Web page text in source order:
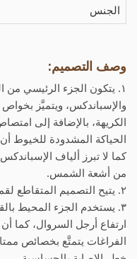
الجنس
وصف التصميم:
١. يتكون الجزء الرئيسي من
والإسباندكس، ويتميَّز بخواص
الكريهة، بالإضافة إلى
الحياكة المشدودة للخيوط
كما لا تبرز ألياف
من أشعة الشمس.
٢. يتيح التصميم المتقاطع لقماش الحزام الخلفي تهويةً أفضل.
٣. يستخدم الجزء المحيط
ارتفاع أرجل السروال، كما
الفراغات يتمتَّع بخصائص